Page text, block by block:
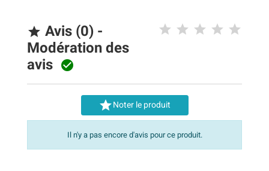
 Avis (0) -
Modération des
avis 
Noter le produit
Il n'y a pas encore d'avis pour ce produit.